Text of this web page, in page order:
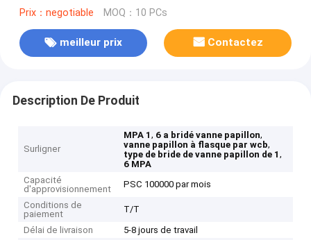
Prix：negotiable MOQ：10 PCs
meilleur prix Contactez
Description De Produit
Surligner
MPA 1, 6 a bridé vanne papillon,
vanne papillon à flasque par wcb,
type de bride de vanne papillon de 1,
6 MPA
Capacité
d'approvisionnement
PSC 100000 par mois
Conditions de
paiement
T/T
Délai de livraison
5-8 jours de travail